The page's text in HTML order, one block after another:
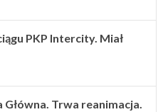
PKP Intercity. Miał
Trwa reanimacja.